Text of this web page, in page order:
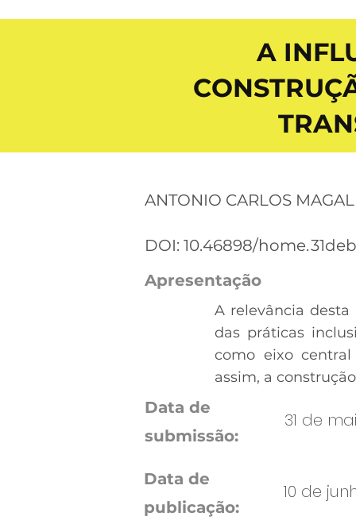
A
ANTONIO CARLOS
DOI: 10.46898/home.
Apresentação
A relevância
das práticas
como eixo
assim, a
Data de
submissão:
31 de
Data de
publicação:
10 de